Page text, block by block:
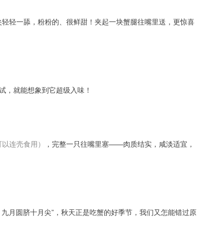
轻一舔，粉粉的、很鲜甜！夹起一块蟹腿往嘴里送，更惊喜
，就能想象到它超级入味！
以连壳食用）
，完整一只往嘴里塞——肉质结实，咸淡适宜，
月圆脐十月尖”，秋天正是吃蟹的好季节，我们又怎能错过原